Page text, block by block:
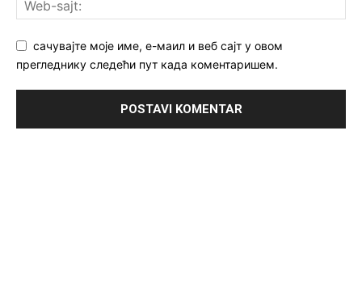
сачувајте моје име, е-маил и веб сајт у овом
прегледнику следећи пут када коментаришем.